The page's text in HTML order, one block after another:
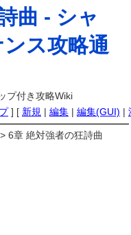
曲 - シャ
ス攻略通
プ付き攻略Wiki
] [ 新規 | 編集 | 編集(GUI) |
> 6章 絶対強者の狂詩曲